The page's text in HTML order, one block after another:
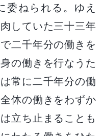
委ねられる。ゆえ
していた三十三年
二千年分の働きを
の働きを行なうた
常に二千年分の働
体の働きをわずか
立ち止まることも